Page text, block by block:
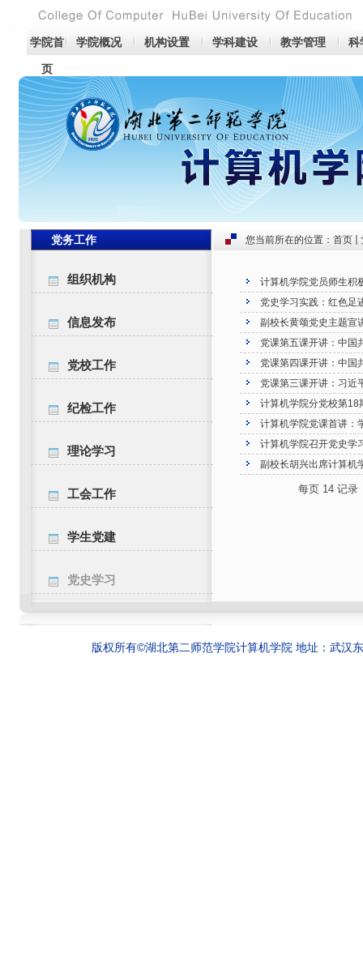
学院首
页
学院概况 机构设置 学科建设 教学管理 科
党务工作
组织机构
信息发布
党校工作
纪检工作
理论学习
工会工作
学生党建
党史学习
您当前所在的位置： 首页
计算机学院党员师生积
党史学习实践：红色足
副校长黄颂党史主题宣
党课第五课开讲：中国
党课第四课开讲：中国
党课第三课开讲：习近
计算机学院分党校第18
计算机学院党课首讲：
计算机学院召开党史学
副校长胡兴出席计算机
每页 14 记录
版权所有©湖北第二师范学院计算机学院 地址：武汉